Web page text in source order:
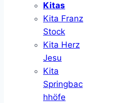
Kitas
Kita Franz
Stock
Kita Herz
Jesu
Kita
Springbac
hhöfe